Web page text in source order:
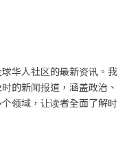
华人社区的最新资讯。我
的新闻报道，涵盖政治、
领域，让读者全面了解时